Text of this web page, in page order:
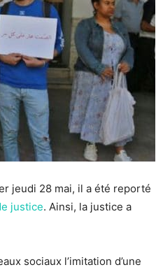
jeudi 28 mai, il a été reporté
justice. Ainsi, la justice a
sociaux l’imitation d’une